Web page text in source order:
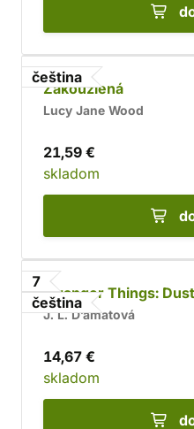
čeština
Zakouzlená
Lucy Jane Wood
21,59 €
skladom
7
čeština
Stranger Things:
J. L. Dʼamatová
14,67 €
skladom